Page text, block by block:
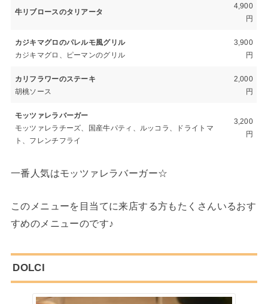
牛リブロースのタリアータ
4,900
円
カジキマグロのパレルモ風グリル
カジキマグロ、ピーマンのグリル
3,900
円
カリフラワーのステーキ
胡桃ソース
2,000
円
モッツァレラバーガー
モッツァレラチーズ、国産牛パティ、ルッコラ、ドライトマ
ト、フレンチフライ
3,200
円
一番人気はモッツァレラバーガー☆
このメニューを目当てに来店する方もたくさんいるおす
すめのメニューのです♪
DOLCI